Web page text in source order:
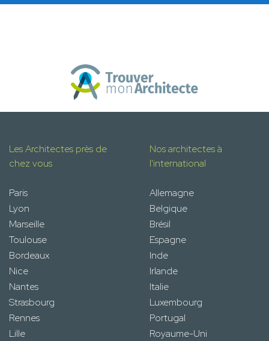
Les Architectes près de
chez vous
Paris
Lyon
Marseille
Toulouse
Bordeaux
Nice
Nantes
Strasbourg
Rennes
Lille
Nos architectes à
l'international
Allemagne
Belgique
Brésil
Espagne
Inde
Irlande
Italie
Luxembourg
Portugal
Royaume-Uni